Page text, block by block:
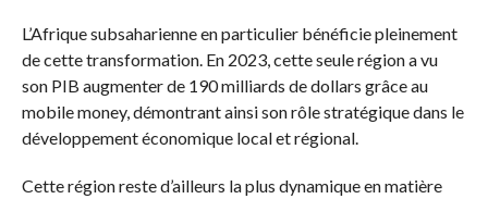
L’Afrique subsaharienne en particulier bénéficie pleinement
de cette transformation. En 2023, cette seule région a vu
son PIB augmenter de 190 milliards de dollars grâce au
mobile money, démontrant ainsi son rôle stratégique dans le
développement économique local et régional.
Cette région reste d’ailleurs la plus dynamique en matière